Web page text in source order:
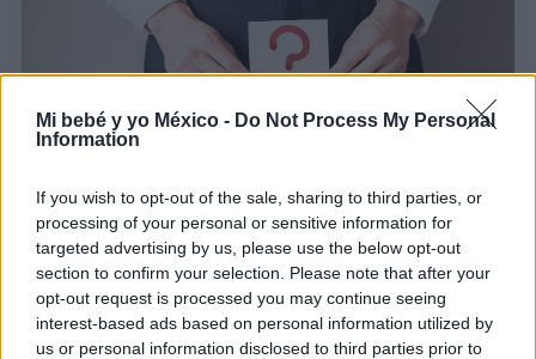
Mi bebé y yo México - Do Not Process My Personal
Information
If you wish to opt-out of the sale, sharing to third parties, or
processing of your personal or sensitive information for
targeted advertising by us, please use the below opt-out
section to confirm your selection. Please note that after your
opt-out request is processed you may continue seeing
interest-based ads based on personal information utilized by
us or personal information disclosed to third parties prior to
Cómo influye la calidad del esperma en el
embarazo
LEER